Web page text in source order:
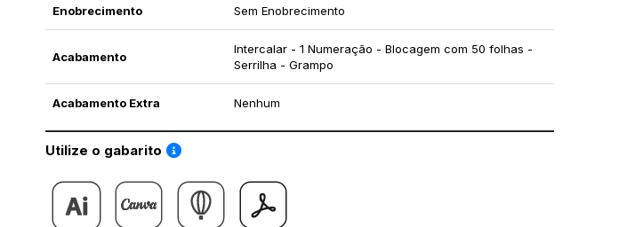
Enobrecimento Sem Enobrecimento
Acabamento
Intercalar - 1 Numeração - Blocagem com 50 folhas -
Serrilha - Grampo
Acabamento Extra Nenhum
Utilize o gabarito Saiba como utilizar os nossos gabaritos